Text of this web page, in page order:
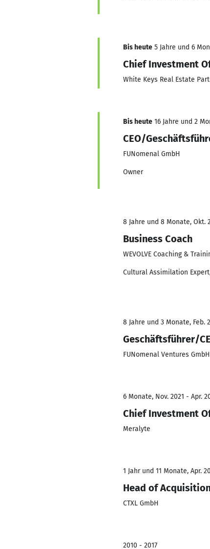
Bis heute 5 Jahre und 6
Chief Investment
White Keys Real Estate
Bis heute 16 Jahre und 2
CEO/
FUNomenal GmbH
Owner
8 Jahre und 8 Monate, Okt.
Business Coach
WEVOLVE Coaching &
Cultural Assimilation
8 Jahre und 3 Monate, Feb.
Geschäftsführer/
FUNomenal Ventures GmbH
6 Monate, Nov. 2021 - Apr.
Chief Investment
Meralyte
1 Jahr und 11 Monate, Apr.
Head of
CTXL GmbH
2010 - 2017